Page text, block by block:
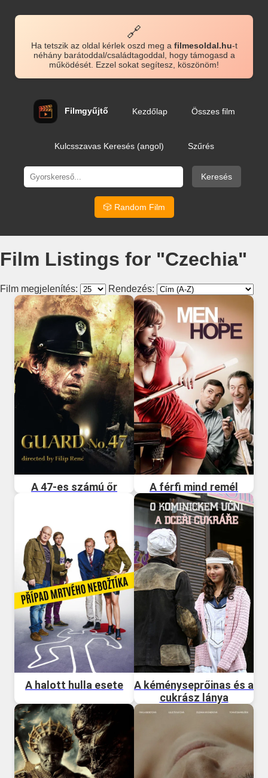
🔗
Ha tetszik az oldal kérlek oszd meg a filmesoldal.hu-t
néhány barátoddal/családtagoddal, hogy támogasd a
működését. Ezzel sokat segítesz, köszönöm!
Filmgyűjtő Kezdőlap Összes film
Kulcsszavas Keresés (angol) Szűrés
Keresés
🎲 Random Film
Film Listings for "Czechia"
Film megjelenítés: Rendezés:
A 47-es számú őr A férfi mind remél
A halott hulla esete
A kéményseprőinas és a
cukrász lánya